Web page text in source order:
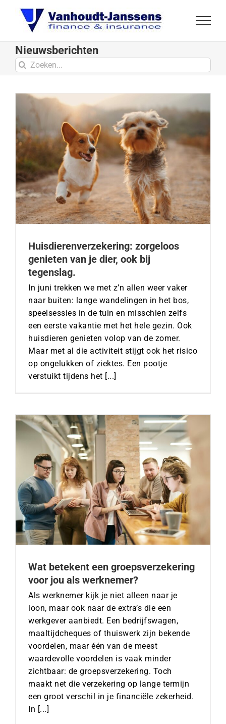
Nieuwsberichten
Zoeken
naar:
Huisdierenverzekering: zorgeloos
genieten van je dier, ook bij
tegenslag.
In juni trekken we met z’n allen weer vaker
naar buiten: lange wandelingen in het bos,
speelsessies in de tuin en misschien zelfs
een eerste vakantie met het hele gezin. Ook
huisdieren genieten volop van de zomer.
Maar met al die activiteit stijgt ook het risico
op ongelukken of ziektes. Een pootje
verstuikt tijdens het [...]
Wat betekent een groepsverzekering
voor jou als werknemer?
Als werknemer kijk je niet alleen naar je
loon, maar ook naar de extra’s die een
werkgever aanbiedt. Een bedrijfswagen,
maaltijdcheques of thuiswerk zijn bekende
voordelen, maar één van de meest
waardevolle voordelen is vaak minder
zichtbaar: de groepsverzekering. Toch
maakt net die verzekering op lange termijn
een groot verschil in je financiële zekerheid.
In [...]